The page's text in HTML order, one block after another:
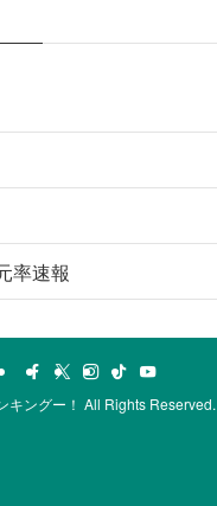
率速報
キングー！ All Rights Reserved.